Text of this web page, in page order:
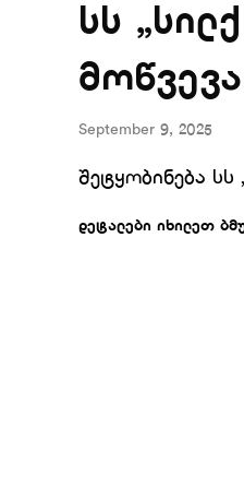
სს
მოწვევა
September 9, 2025
შეტყობინება სს
დეტალები იხილეთ